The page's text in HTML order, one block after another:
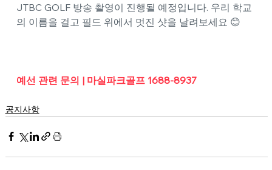
JTBC GOLF 방송 촬영이 진행될 예정입니다. 우리 학교
의 이름을 걸고 필드 위에서 멋진 샷을 날려보세요 😊
예선 관련 문의 | 마실파크골프 1688-8937
공지사항